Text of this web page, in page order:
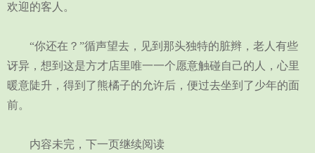
欢迎的客人。
“你还在？”循声望去，见到那头独特的脏辫，老人有些
讶异，想到这是方才店里唯一一个愿意触碰自己的人，心里
暖意陡升，得到了熊橘子的允许后，便过去坐到了少年的面
前。
内容未完，下一页继续阅读